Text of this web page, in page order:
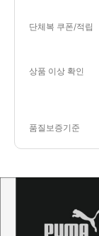
단체복 쿠폰/적립
상품 이상 확인
품질보증기준